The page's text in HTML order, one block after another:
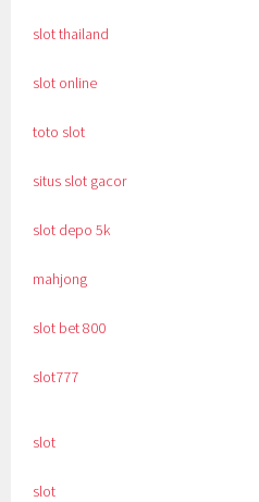
slot thailand
slot online
toto slot
situs slot gacor
slot depo 5k
mahjong
slot bet 800
slot777
slot
slot